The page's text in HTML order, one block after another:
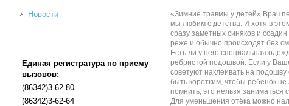
Новости
Единая регистратура по приему
вызовов:
(86342)3-62-80
(86342)3-62-64
«Зимние травмы у детей» Врач
мы любим с детства. И хотя в
сразу заметных синяков и
реже и обычно происходят без
Есть ли у него специальная
ребристой подошвой. Если у
советуют наклеивать на
быть коротким, чтобы ребёнок
помнить, это нельзя заниматься
Для уменьшения отёка можно